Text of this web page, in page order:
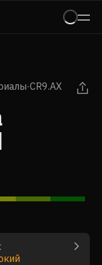
·CR9.AX